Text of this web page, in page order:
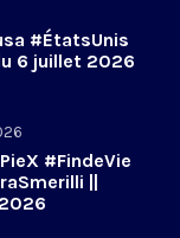
#ÉtatsUnis
6 juillet 2026
#FindeVie
||